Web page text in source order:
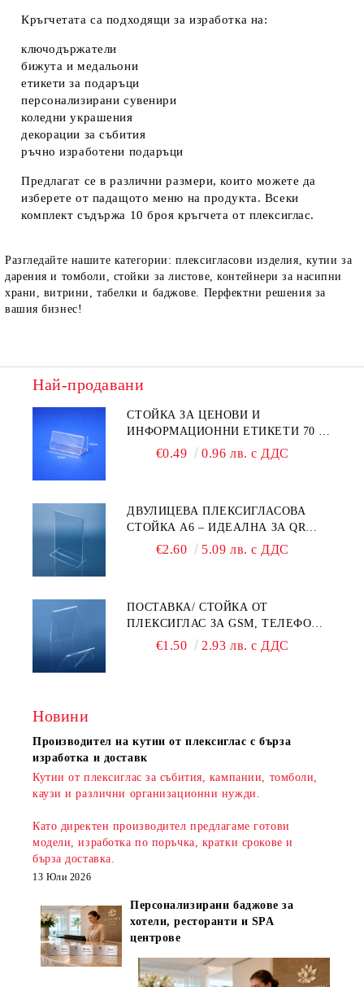
Кръгчетата са подходящи за изработка на:
ключодържатели
бижута и медальони
етикети за подаръци
персонализирани сувенири
коледни украшения
декорации за събития
ръчно изработени подаръци
Предлагат се в различни размери, които можете да
изберете от падащото меню на продукта. Всеки
комплект съдържа 10 броя кръгчета от плексиглас.
Разгледайте нашите категории: плексигласови изделия, кутии за
дарения и томболи, стойки за листове, контейнери за насипни
храни, витрини, табелки и баджове. Перфектни решения за
вашия бизнес!
Най-продавани
СТОЙКА ЗА ЦЕНОВИ И
ИНФОРМАЦИОННИ ЕТИКЕТИ 70 ×
40 ММ – ПРОЗРАЧНА
€0.49 0.96 лв. с ДДС
ДВУЛИЦЕВА ПЛЕКСИГЛАСОВА
СТОЙКА A6 – ИДЕАЛНА ЗА QR
КОДОВЕ И РЕКЛАМИ
€2.60 5.09 лв. с ДДС
ПОСТАВКА/ СТОЙКА ОТ
ПЛЕКСИГЛАС ЗА GSM, ТЕЛЕФОН,
СМАРТФОН И АКСЕСОАРИ ЗА ТЯХ
€1.50 2.93 лв. с ДДС
Новини
Производител на кутии от плексиглас с бърза
изработка и доставк
Кутии от плексиглас за събития, кампании, томболи,
каузи и различни организационни нужди.
Като директен производител предлагаме готови
модели, изработка по поръчка, кратки срокове и
бърза доставка.
13 Юли 2026
Персонализирани баджове за
хотели, ресторанти и SPA
центрове